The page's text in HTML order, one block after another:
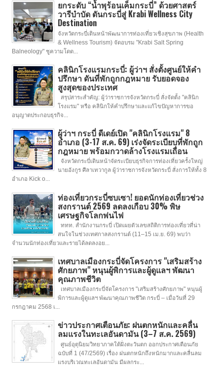
ยกระดับ “น้ำพุร้อนเค็มกระบี่” ด้วยศาสตร์
วารีบำบัด ดันกระบี่สู่ Krabi Wellness City
Destination
จังหวัดกระบี่เดินหน้าพัฒนาการท่องเที่ยวเชิงสุขภาพ (Health
& Wellness Tourism) จัดอบรม "Krabi Salt Spring
Balneology" ชูความโดด...
คลินิกโรงแรมกระบี่: ผู้ว่าฯ สั่งตั้งศูนย์ให้คำ
ปรึกษา ดันที่พักถูกกฎหมาย รับยอดจอง
สูงสุดของประเทศ
สรุปสาระสำคัญ: ผู้ว่าราชการจังหวัดกระบี่ สั่งจัดตั้ง "คลินิก
โรงแรม" หรือ คลินิกให้คำปรึกษาและแก้ไขปัญหาการขอ
อนุญาตประกอบธุรกิจ...
ผู้ว่าฯ กระบี่ ดีเดย์เปิด "คลินิกโรงแรม" 8
อำเภอ (3-17 ส.ค. 69) เร่งจัดระเบียบที่พักถูก
กฎหมาย พร้อมกวาดล้างโรงแรมเถื่อน
จังหวัดกระบี่เดินหน้าจัดระเบียบธุรกิจการท่องเที่ยวครั้งใหญ่
นายอังกูร ศีลาเทวากูล ผู้ว่าราชการจังหวัดกระบี่ สั่งการให้ทั้ง 8
อำเภอ Kick o...
ท่องเที่ยวกระบี่ซบเซา! ยอดนักท่องเที่ยวช่วง
สงกรานต์ 2569 ลดลงเกือบ 30% พิษ
เศรษฐกิจโลกพ่นไฟ
ททท. สำนักงานกระบี่ เปิดเผยตัวเลขสถิติการท่องเที่ยวที่น่า
สนใจในช่วงเทศกาลสงกรานต์ (11–15 เม.ย. 69) พบว่า
จำนวนนักท่องเที่ยวและรายได้ลดลงอย...
เทศบาลเมืองกระบี่จัดโครงการ "เสริมสร้าง
ศักยภาพ" หนุนผู้พิการและผู้ดูแลฯ พัฒนา
คุณภาพชีวิต
เทศบาลเมืองกระบี่จัดโครงการ "เสริมสร้างศักยภาพ" หนุนผู้
พิการและผู้ดูแลฯ พัฒนาคุณภาพชีวิต กระบี่ – เมื่อวันที่ 29
กรกฎาคม 2568 เ...
ข่าวประกาศเตือนภัย: ฝนตกหนักและคลื่น
ลมแรงในทะเลอันดามัน (3–7 ส.ค. 2569)
ศูนย์อุตุนิยมวิทยาภาคใต้ฝั่งตะวันตก ออกประกาศเตือนภัย
ฉบับที่ 1 (47/2569) เรื่อง ฝนตกหนักถึงหนักมากและคลื่นลม
แรงบริเวณทะเลอันดามัน มีผลกระ...